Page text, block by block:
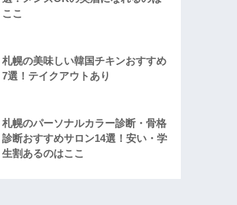
ここ
札幌の美味しい韓国チキンおすすめ
7選！テイクアウトあり
札幌のパーソナルカラー診断・骨格
診断おすすめサロン14選！安い・学
生割あるのはここ